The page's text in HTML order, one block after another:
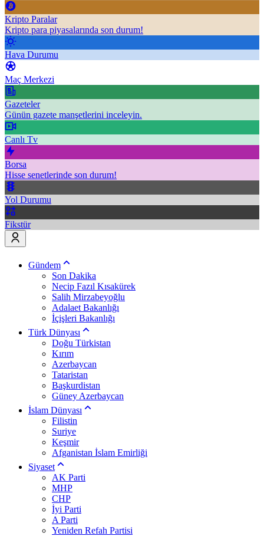
Kripto Paralar
Kripto para piyasalarında son durum!
Hava Durumu
Maç Merkezi
Gazeteler
Günün gazete manşetlerini inceleyin.
Canlı Tv
Borsa
Hisse senetlerinde son durum!
Yol Durumu
Fikstür
Gündem
Son Dakika
Necip Fazıl Kısakürek
Salih Mirzabeyoğlu
Adalaet Bakanlığı
İçişleri Bakanlığı
Türk Dünyası
Doğu Türkistan
Kırım
Azerbaycan
Tataristan
Başkurdistan
Güney Azerbaycan
İslam Dünyası
Filistin
Suriye
Keşmir
Afganistan İslam Emirliği
Siyaset
AK Parti
MHP
CHP
İyi Parti
A Parti
Yeniden Refah Partisi